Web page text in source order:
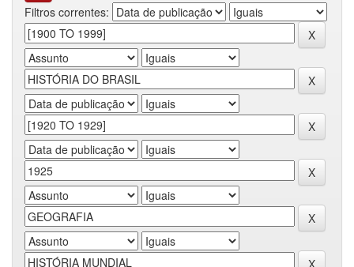
Filtros correntes: